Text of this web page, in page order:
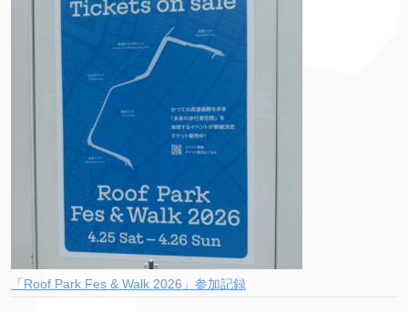
「Roof Park Fes & Walk 2026」参加記録